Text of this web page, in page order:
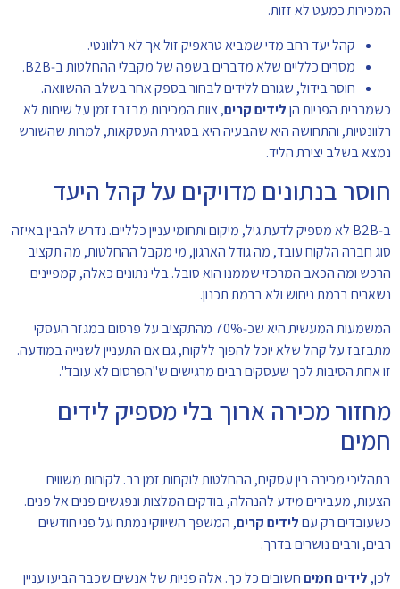
המכירות כמעט לא זזות.
קהל יעד רחב מדי שמביא טראפיק זול אך לא רלוונטי.
מסרים כלליים שלא מדברים בשפה של מקבלי ההחלטות ב‑B2B.
חוסר בידול, שגורם ללידים לבחור בספק אחר בשלב ההשוואה.
כשמרבית הפניות הןלידים קרים, צוות המכירות מבזבז זמן על שיחות לא
רלוונטיות, והתחושה היא שהבעיה היא בסגירת העסקאות, למרות שהשורש
נמצא בשלב יצירת הליד.
חוסר בנתונים מדויקים על קהל היעד
ב‑B2B לא מספיק לדעת גיל, מיקום ותחומי עניין כלליים. נדרש להבין באיזה
סוג חברה הלקוח עובד, מה גודל הארגון, מי מקבל ההחלטות, מה תקציב
הרכש ומה הכאב המרכזי שממנו הוא סובל. בלי נתונים כאלה, קמפיינים
נשארים ברמת ניחוש ולא ברמת תכנון.
המשמעות המעשית היא שכ‑70% מהתקציב על פרסום במגזר העסקי
מתבזבז על קהל שלא יוכל להפוך ללקוח, גם אם התעניין לשנייה במודעה.
זו אחת הסיבות לכך שעסקים רבים מרגישים ש"הפרסום לא עובד".
מחזור מכירה ארוך בלי מספיק לידים
חמים
בתהליכי מכירה בין עסקים, ההחלטות לוקחות זמן רב. לקוחות משווים
הצעות, מעבירים מידע להנהלה, בודקים המלצות ונפגשים פנים אל פנים.
כשעובדים רק עםלידים קרים, המשפך השיווקי נמתח על פני חודשים
רבים, ורבים נושרים בדרך.
לכן, לידים חמיםחשובים כל כך. אלה פניות של אנשים שכבר הביעו עניין